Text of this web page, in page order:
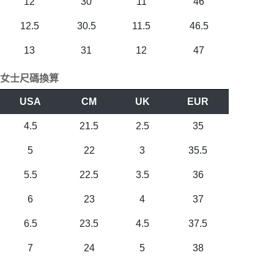
12.5 30.5 11.5 46.5
13 31 12 47
女士尺碼換算
USA CM UK EUR
4.5 21.5 2.5 35
5 22 3 35.5
5.5 22.5 3.5 36
6 23 4 37
6.5 23.5 4.5 37.5
7 24 5 38